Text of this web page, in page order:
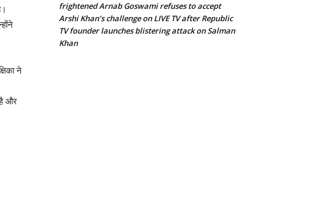
ने
और
frightened Arnab Goswami refuses to accept
Arshi Khan’s challenge on LIVE TV after Republic
TV founder launches blistering attack on Salman
Khan